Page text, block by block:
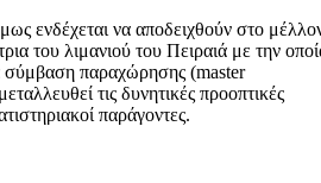
ενδέχεται να αποδειχθούν στο
του λιμανιού του Πειραιά με την
σύμβαση παραχώρησης (master
τις δυνητικές προοπτικές
παράγοντες.